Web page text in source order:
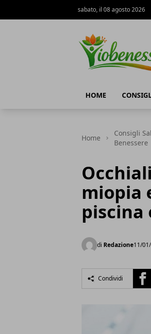
sabato, il 08 agosto 2026
HOME
Home
Consigli
Benessere
miopia
piscina
di Redazione11/
Condividi